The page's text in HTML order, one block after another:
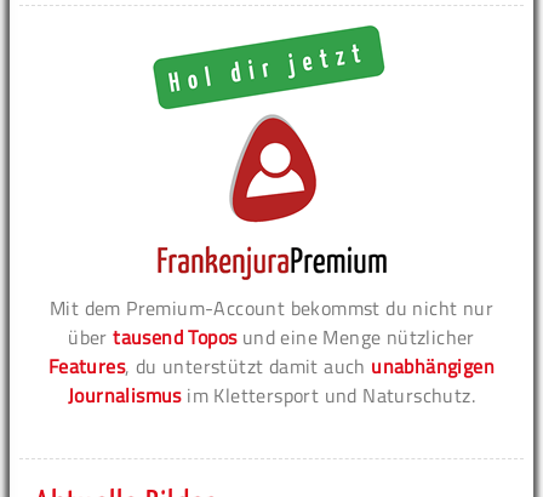
Mit dem Premium-Account bekommst du nicht nur
übertausend Toposund eine Menge nützlicher
Features, du unterstützt damit auch unabhängigen
Journalismusim Klettersport und Naturschutz.